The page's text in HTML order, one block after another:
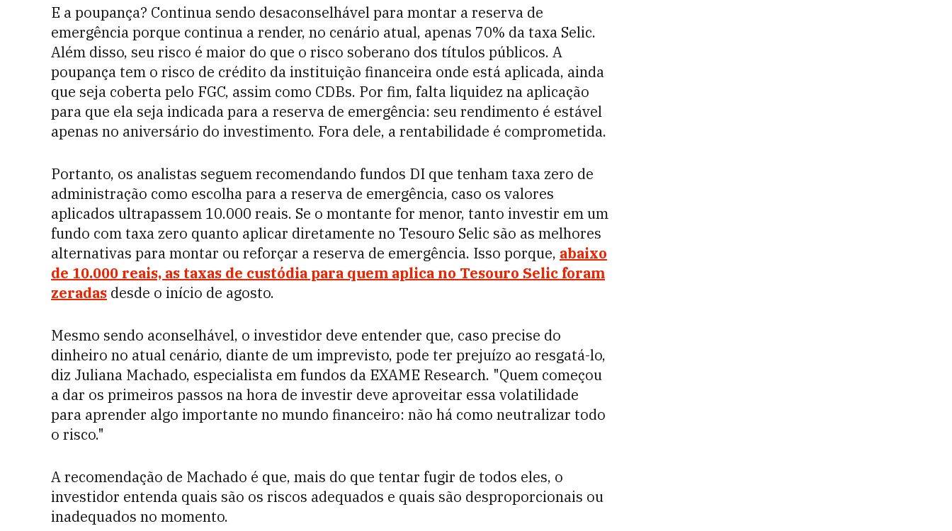
E a poupança? Continua sendo desaconselhável para montar a reserva de
emergência porque continua a render, no cenário atual, apenas 70% da taxa Selic.
Além disso, seu risco é maior do que o risco soberano dos títulos públicos. A
poupança tem o risco de crédito da instituição financeira onde está aplicada, ainda
que seja coberta pelo FGC, assim como CDBs. Por fim, falta liquidez na aplicação
para que ela seja indicada para a reserva de emergência: seu rendimento é estável
apenas no aniversário do investimento. Fora dele, a rentabilidade é comprometida.
Portanto, os analistas seguem recomendando fundos DI que tenham taxa zero de
administração como escolha para a reserva de emergência, caso os valores
aplicados ultrapassem 10.000 reais. Se o montante for menor, tanto investir em um
fundo com taxa zero quanto aplicar diretamente no Tesouro Selic são as melhores
alternativas para montar ou reforçar a reserva de emergência. Isso porque, abaixo
de 10.000 reais, as taxas de custódia para quem aplica no Tesouro Selic foram
zeradas desde o início de agosto.
Mesmo sendo aconselhável, o investidor deve entender que, caso precise do
dinheiro no atual cenário, diante de um imprevisto, pode ter prejuízo ao resgatá-lo,
diz Juliana Machado, especialista em fundos da EXAME Research. "Quem começou
a dar os primeiros passos na hora de investir deve aproveitar essa volatilidade
para aprender algo importante no mundo financeiro: não há como neutralizar todo
o risco."
A recomendação de Machado é que, mais do que tentar fugir de todos eles, o
investidor entenda quais são os riscos adequados e quais são desproporcionais ou
inadequados no momento.